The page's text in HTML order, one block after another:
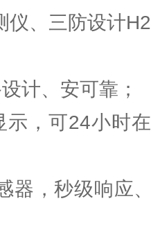
仪、三防设计
计、安可靠；
示，可24小时
器，秒级响应